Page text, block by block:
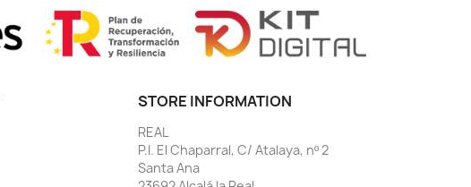
STORE INFORMATION
REAL
P.I. El Chaparral, C/ Atalaya, nº 2
Santa Ana